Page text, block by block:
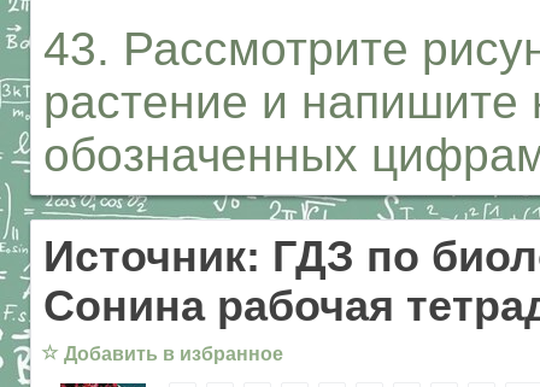
43. Рассмотрите
растение и напишите
обозначенных
Источник: ГДЗ по
Сонина рабочая
☆ Добавить в избранное